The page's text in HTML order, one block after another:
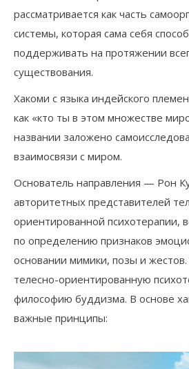
рассматривается как часть
системы, которая сама себя
поддерживать на протяжении
существования.
Хакоми с языка индейского
как «кто ты в этом множестве
названии заложено
взаимосвязи с миром.
Основатель направления — Рон
авторитетных представителей
ориентированной психотерапии,
по определению признаков
основании мимики, позы и
телесно-ориентированную
философию буддизма. В основе
важные принципы: